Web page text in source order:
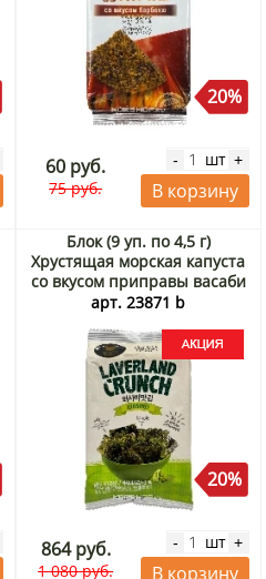
20%
60 руб.
75 руб.
- шт +
В корзину
Блок (9 уп. по 4,5 г)
Хрустящая морская капуста
со вкусом приправы васаби
Манджун / Manjun, Корея,
арт. 23871 b
20%
864 руб.
1 080 руб.
- шт +
В корзину